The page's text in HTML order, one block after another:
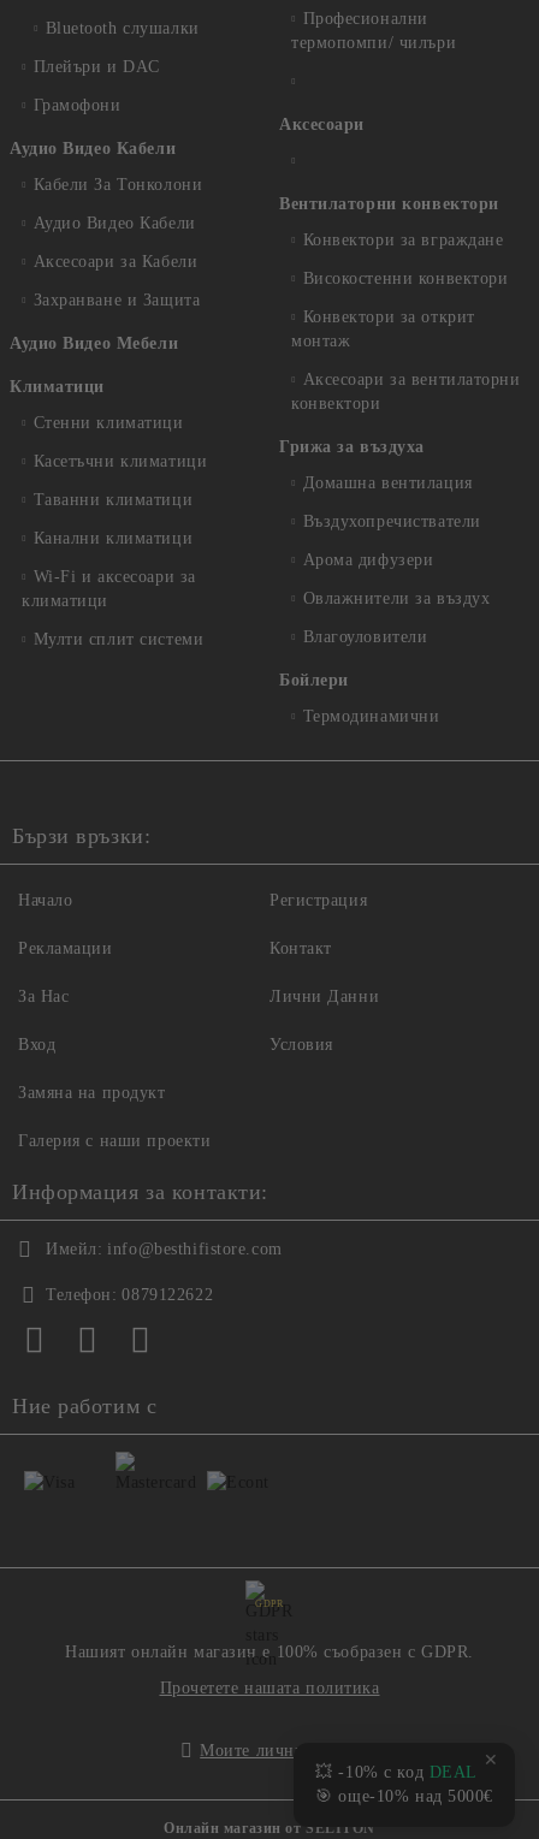
Bluetooth слушалки
Плейъри и DAC
Грамофони
Аудио Видео Кабели
Кабели За Тонколони
Аудио Видео Кабели
Аксесоари за Кабели
Захранване и Защита
Аудио Видео Мебели
Климатици
Стенни климатици
Касетъчни климатици
Таванни климатици
Канални климатици
Wi-Fi и аксесоари за
климатици
Мулти сплит системи
Професионални
термопомпи/ чилъри
Аксесоари
Вентилаторни конвектори
Конвектори за вграждане
Високостенни конвектори
Конвектори за открит
монтаж
Аксесоари за вентилаторни
конвектори
Грижа за въздуха
Домашна вентилация
Въздухопречистватели
Арома дифузери
Овлажнители за въздух
Влагоуловители
Бойлери
Термодинамични
Бързи връзки:
Начало
Рекламации
За Нас
Вход
Регистрация
Контакт
Лични Данни
Условия
Замяна на продукт
Галерия с наши проекти
Информация за контакти:
Имейл: info@besthifistore.com
Телефон: 0879122622
Ние работим с
GDPR
Нашият онлайн магазин е 100% съобразен с GDPR.
Прочетете нашата политика
Моите лични данни
Онлайн магазин от SELITON
💥 -10% с код DEAL
🎯 още-10% над 5000€
✕